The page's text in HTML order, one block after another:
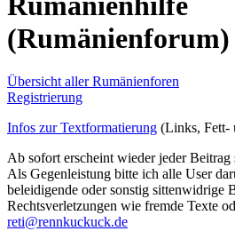
(Rumänienforum)
Übersicht aller Rumänienforen
Registrierung
Infos zur Textformatierung (Links, Fett-
Ab sofort erscheint wieder jeder
Als Gegenleistung bitte ich alle User
beleidigende oder sonstig sittenwidrige
Rechtsverletzungen wie fremde Texte
reti@rennkuckuck.de